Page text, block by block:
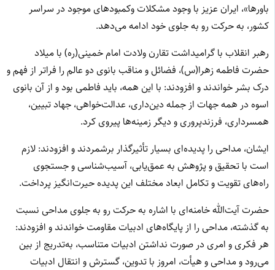
باورها»، ایران عزیز با وجود مشکلات وکمبودهای موجود در سراسر
کشور، به حرکت رو به جلوی خود ادامه می‌دهد.
رهبر انقلاب با گرامیداشت تقارن ولادت امام خمینی(ره) با میلاد
حضرت فاطمه زهرا(س)، فضائل و مناقب بانوی دو عالم را فراتر از فهم و
درک بشر خواندند و افزودند: با این همه، باید فاطمی بود و از آن بانوی
اسوه در همه جهات از جمله دین‌داری، عدالت‌خواهی، جهاد تبیین،
همسرداری، فرزندپروری و دیگر زمینه‌ها پیروی کرد.
ایشان، مداحی را پدیده‌ای بسیار تأثیرگذار برشمردند و افزودند: لازم
است با تحقیق و پژوهش به عمق‌یابی، آسیب‌شناسی و جستجوی
راه‌های تقویت و تکامل ابعاد مختلف این پدیده حیرت‌انگیز پرداخت.
حضرت آیت‌الله خامنه‌ای با اشاره به حرکت رو به جلوی مداحی نسبت
به گذشته، مداحی را از پایگاه‌های ادبیات مقاومت خواندند و افزودند:
هر فکری و امری در صورت نداشتن ادبیات متناسب، به‌تدریج از بین
می‌رود و مداحی و هیأت، امروز با تدوین، گسترش و انتقال ادبیات